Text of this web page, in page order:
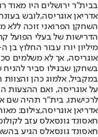
בבית"ר ירושלים היו מאוד
אדריאן אוגריסה,לובש
השחקן הפרואני זוכה ללא
אוגריסה, אך לא משלמים
בשחקן שבגילו סביר להניח
במקביל, אלמוג כהן
על אוגריסה, ואם ההצעות
לרכישתו, בית״ר תהיה שם
אדריאן אוגריסה,צילום:
חאסונד גונסאלס עזב
חאסונד גונסאלס הגיע